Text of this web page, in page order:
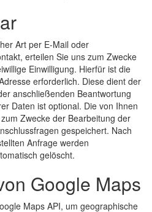
Art per E-Mail oder
erteilen Sie uns zum Zwecke
Einwilligung. Hierfür ist die
erforderlich. Diese dient der
anschließenden Beantwortung
Daten ist optional. Die von Ihnen
Zwecke der Bearbeitung der
gespeichert. Nach
Anfrage werden
gelöscht.
Google Maps
Maps API, um geographische